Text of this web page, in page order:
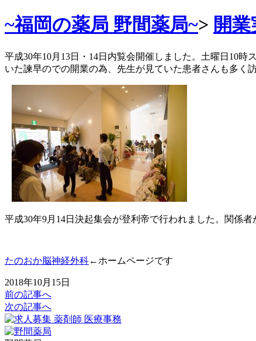
~福岡の薬局 野間薬局~> 開
平成30年10月13日・14日内覧会開催しました。土曜日10
いた諫早のでの開業の為、先生が見ていた患者さんも多く
平成30年9月14日決起集会が登利帝で行われました。関係
たのおか脳神経外科←ホームページです
2018年10月15日
前の記事へ
次の記事へ